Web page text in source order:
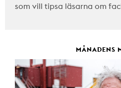
som vill tipsa läsarna om
MÅNADENS